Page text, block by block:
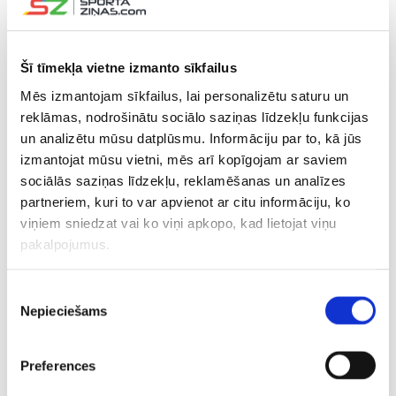
Šī tīmekļa vietne izmanto sīkfailus
Mēs izmantojam sīkfailus, lai personalizētu saturu un
reklāmas, nodrošinātu sociālo saziņas līdzekļu funkcijas
un analizētu mūsu datplūsmu. Informāciju par to, kā jūs
izmantojat mūsu vietni, mēs arī kopīgojam ar saviem
sociālās saziņas līdzekļu, reklamēšanas un analīzes
partneriem, kuri to var apvienot ar citu informāciju, ko
viņiem sniedzat vai ko viņi apkopo, kad lietojat viņu
pakalpojumus.
izvēle
Nepieciešams
Preferences
Marijampoles kluba aizsardzība turpināja darboties ļoti
gūšanas iespējām. Tuvojoties spēles pēdējām minūtēm,
abu komandu spēlētāju darbībās bija novērojama arvien
lielāka nervozitāte, kas noveda pie vairākiem emociju
karstumā nopelnītiem brīdinājumiem. “Sūduva” retajos
brīžos, kad radās izdevības doties pretuzbrukumā,
nesteidzīgi un meistarīgi pieturēja bumbu.
Pamatlaika izskaņā tiesnesis piešķīra veselas sešas
kompensācijas laika minūtēs, tomēr arī pieliktajā laikā
UEFA Eiropas līga, trešā kvalifikācijas kārta,